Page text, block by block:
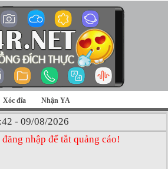
Xóc đĩa Nhận YA
- 09/08/2026
nhập để tắt quảng cáo!